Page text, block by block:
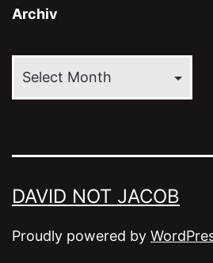
Archiv
DAVID NOT JACOB
Proudly powered by